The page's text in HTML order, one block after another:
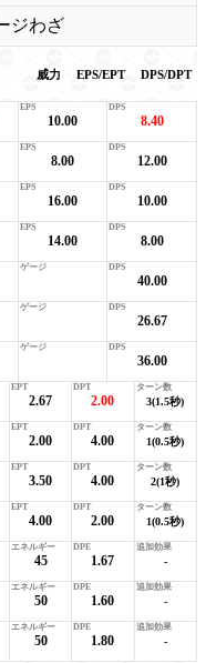
ジわざ
威力 EPS/EPT DPS/DPT
10.00 8.40
8.00 12.00
16.00 10.00
14.00 8.00
40.00
26.67
36.00
2.67 2.00 3(1.5秒)
2.00 4.00 1(0.5秒)
3.50 4.00 2(1秒)
4.00 2.00 1(0.5秒)
45 1.67 -
50 1.60 -
50 1.80 -